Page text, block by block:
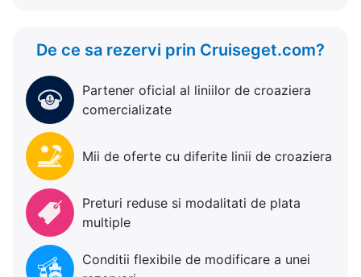
De ce sa rezervi prin Cruiseget.com?
Partener oficial al liniilor de croaziera
comercializate
Mii de oferte cu diferite linii de croaziera
Preturi reduse si modalitati de plata
multiple
Conditii flexibile de modificare a unei